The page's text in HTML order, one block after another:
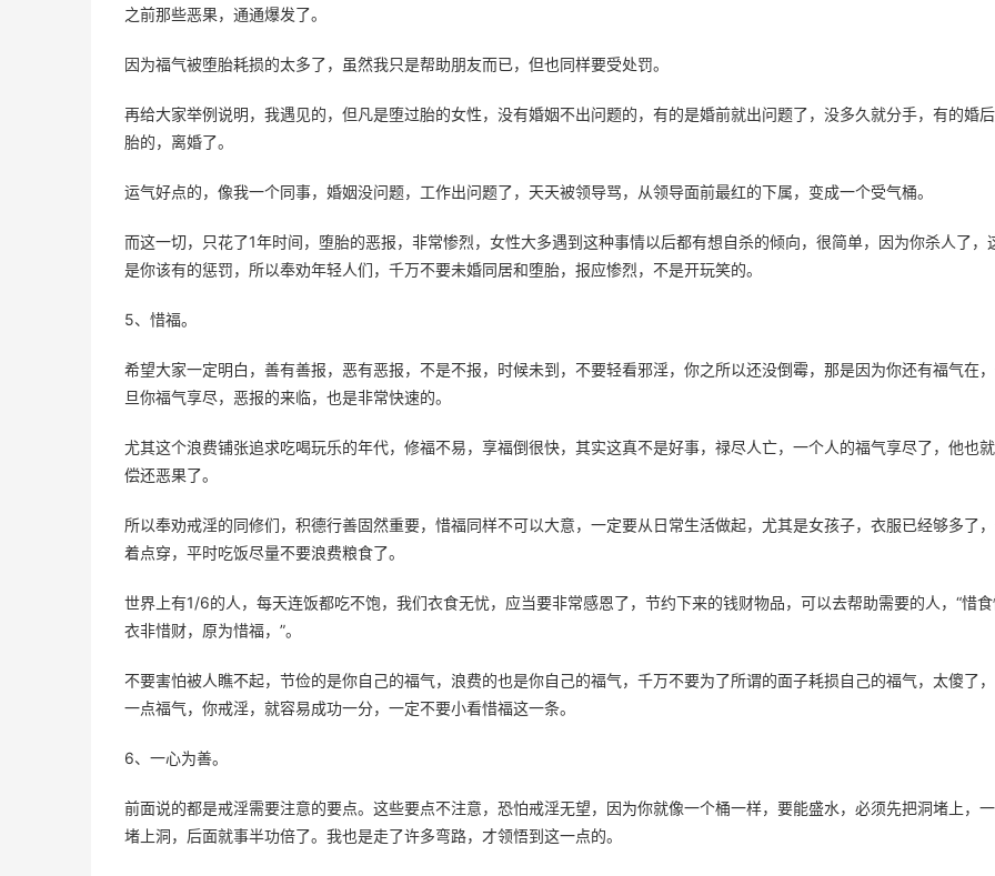
之前那些恶果，通通爆发了。
因为福气被堕胎耗损的太多了，虽然我只是帮助朋友而已，但也同样要受处罚。
再给大家举例说明，我遇见的，但凡是堕过胎的女性，没有婚姻不出问题的，有的是婚前就出问题了，没多久就分手，有的婚
胎的，离婚了。
运气好点的，像我一个同事，婚姻没问题，工作出问题了，天天被领导骂，从领导面前最红的下属，变成一个受气桶。
而这一切，只花了1年时间，堕胎的恶报，非常惨烈，女性大多遇到这种事情以后都有想自杀的倾向，很简单，因为你杀人了，
是你该有的惩罚，所以奉劝年轻人们，千万不要未婚同居和堕胎，报应惨烈，不是开玩笑的。
5、惜福。
希望大家一定明白，善有善报，恶有恶报，不是不报，时候未到，不要轻看邪淫，你之所以还没倒霉，那是因为你还有福气在
旦你福气享尽，恶报的来临，也是非常快速的。
尤其这个浪费铺张追求吃喝玩乐的年代，修福不易，享福倒很快，其实这真不是好事，禄尽人亡，一个人的福气享尽了，他也
偿还恶果了。
所以奉劝戒淫的同修们，积德行善固然重要，惜福同样不可以大意，一定要从日常生活做起，尤其是女孩子，衣服已经够多了
着点穿，平时吃饭尽量不要浪费粮食了。
世界上有1/6的人，每天连饭都吃不饱，我们衣食无忧，应当要非常感恩了，节约下来的钱财物品，可以去帮助需要的人，“惜
衣非惜财，原为惜福，”。
不要害怕被人瞧不起，节俭的是你自己的福气，浪费的也是你自己的福气，千万不要为了所谓的面子耗损自己的福气，太傻了
一点福气，你戒淫，就容易成功一分，一定不要小看惜福这一条。
6、一心为善。
前面说的都是戒淫需要注意的要点。这些要点不注意，恐怕戒淫无望，因为你就像一个桶一样，要能盛水，必须先把洞堵上，
堵上洞，后面就事半功倍了。我也是走了许多弯路，才领悟到这一点的。